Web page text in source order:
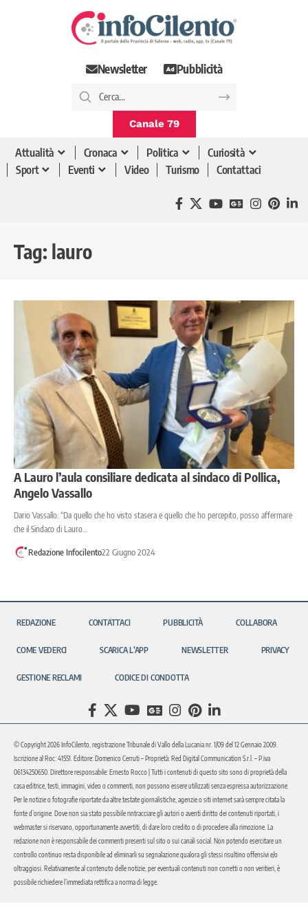
Newsletter Pubblicità
Canale 79
Attualità Cronaca Politica
Curiosità
Sport
Eventi Video Turismo Contattaci
Tag: lauro
A Lauro l’aula consiliare dedicata al sindaco di Pollica,
Angelo Vassallo
Dario Vassallo: “Da quello che ho visto stasera e quello che ho percepito, posso affermare
che il Sindaco di Lauro…
Redazione Infocilento22 Giugno 2024
REDAZIONE CONTATTACI PUBBLICITÀ COLLABORA
COME VEDERCI SCARICA L’APP NEWSLETTER PRIVACY
GESTIONE RECLAMI CODICE DI CONDOTTA
© Copyright 2026 InfoCilento, registrazione Tribunale di Vallo della Lucania nr. 1/09 del 12 Gennaio 2009.
Iscrizione al Roc: 41551. Editore: Domenico Cerruti – Proprietà: Red Digital Communication S.r.l. – P.iva
06134250650. Direttore responsabile: Ernesto Rocco | Tutti i contenuti di questo sito sono di proprietà della
casa editrice, testi, immagini, video o commenti, non possono essere utilizzati senza espressa autorizzazione.
Per le notizie o fotografie riportate da altre testate giornalistiche, agenzie o siti internet sarà sempre citata la
fonte d’origine. Dove non sia stato possibile rintracciare gli autori o aventi diritto dei contenuti riportati, i
webmaster si riservano, opportunamente avvertiti, di dare loro credito o di procedere alla rimozione. La
redazione non è responsabile dei commenti presenti sul sito o sui canali social. Non potendo esercitare un
controllo continuo resta disponibile ad eliminarli su segnalazione qualora gli stessi risultino offensivi e/o
oltraggiosi. Relativamente al contenuto delle notizie, per eventuali contenuti non corretti o non veritieri, è
possibile richiedere l’immediata rettifica a norma di legge.